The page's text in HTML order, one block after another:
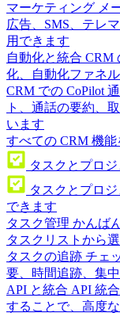
マーケティング メ
広告、SMS、テレ
用できます
自動化と統合 CRM
化、自動化ファネ
CRM での CoPilot
ト、通話の要約、
います
すべての CRM 機能
タスクとプロジ
タスクとプロジ
できます
タスク管理 かんば
タスクリストから
タスクの追跡 チェ
要、時間追跡、集
API と統合 API 統
することで、高度